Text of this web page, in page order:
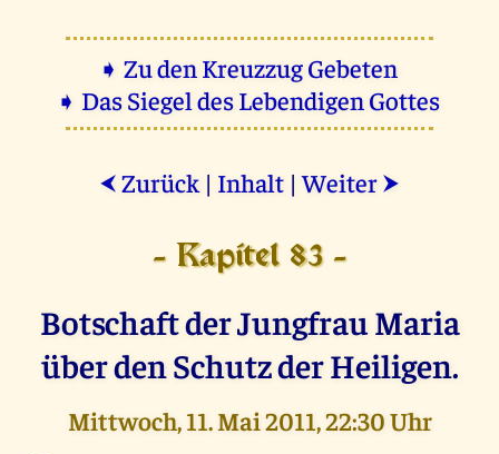
➧ Zu den Kreuzzug Gebeten
➧ Das Siegel des Lebendigen Gottes
⮜ Zurück | Inhalt |Weiter ⮞
- Kapitel 83 -
Botschaft der Jungfrau Maria
über den Schutz der Heiligen.
Mittwoch, 11. Mai 2011, 22:30 Uhr